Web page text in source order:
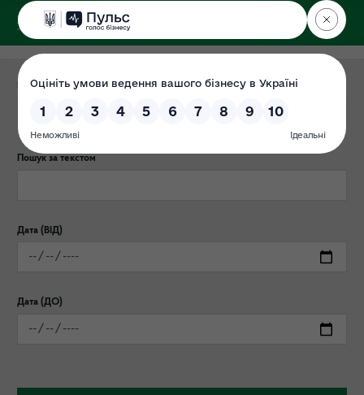
ДЕРЖЕКОІНСПЕКЦІЯ
у Харківській області
Категорія публікації
Пошук за текстом
Дата (ВІД)
Дата (ДО)